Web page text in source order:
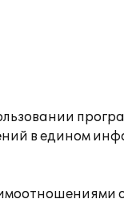
в едином